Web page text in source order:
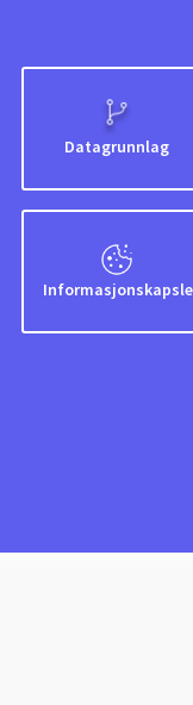
Datagrunnlag